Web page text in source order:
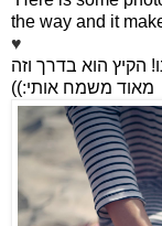
the way and it
♥
! הקיץ הוא בדרך וזה
מאוד משמח אותי:))